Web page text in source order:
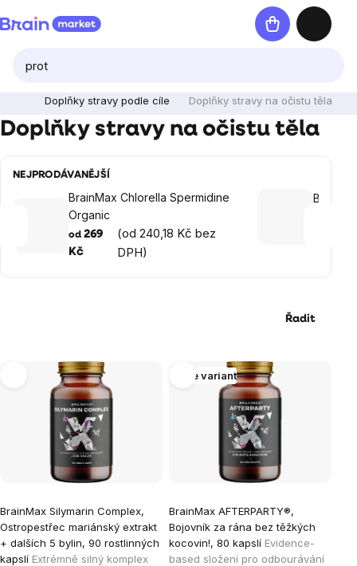
na
Nákupní
košík
Doplňky stravy podle cíle Doplňky stravy na očistu těla
Doplňky stravy na očistu těla
NEJPRODÁVANĚJŠÍ
BrainMax Chlorella Spermidine
Organic
od 269
Kč
(od 240,18 Kč bez
DPH)
Řadit
produktů
BrainMax Silymarin Complex,
Ostropestřec mariánský extrakt
+ dalších 5 bylin, 90 rostlinných
kapslí Extrémně silný komplex
Více variant
BrainMax AFTERPARTY®,
Bojovník za rána bez těžkých
kocovin!, 80 kapslí Evidence-
based složení pro odbourávání